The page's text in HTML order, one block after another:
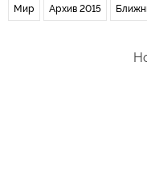
Мир Архив 2015